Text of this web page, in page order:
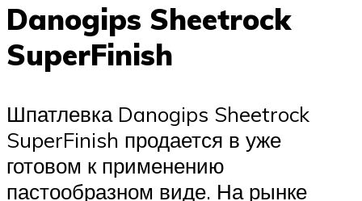
Danogips Sheetrock
SuperFinish
Шпатлевка Danogips Sheetrock
SuperFinish продается в уже
готовом к применению
пастообразном виде. На рынке